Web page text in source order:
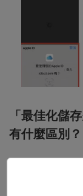
「最佳化儲
有什麼區別？
佳化儲存空間